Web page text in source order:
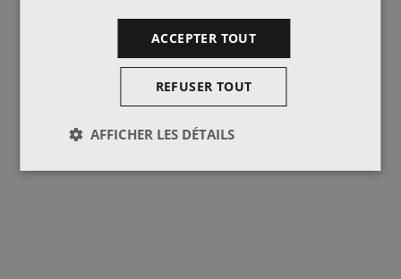
ACCEPTER TOUT
REFUSER TOUT
AFFICHER LES DÉTAILS